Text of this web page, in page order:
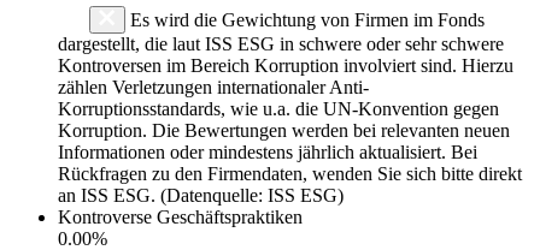
Es wird die Gewichtung von Firmen im Fonds
dargestellt, die laut ISS ESG in schwere oder sehr schwere
Kontroversen im Bereich Korruption involviert sind. Hierzu
zählen Verletzungen internationaler Anti-
Korruptionsstandards, wie u.a. die UN-Konvention gegen
Korruption. Die Bewertungen werden bei relevanten neuen
Informationen oder mindestens jährlich aktualisiert. Bei
Rückfragen zu den Firmendaten, wenden Sie sich bitte direkt
an ISS ESG. (Datenquelle: ISS ESG)
Kontroverse Geschäftspraktiken
0.00%